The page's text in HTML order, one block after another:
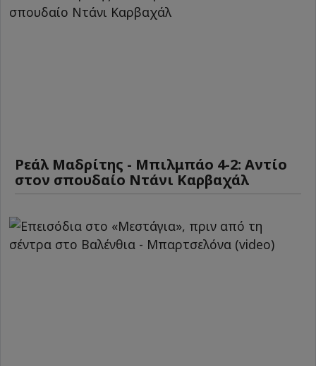
Ρεάλ Μαδρίτης - Μπιλμπάο 4-2: Αντίο
στον σπουδαίο Ντάνι Καρβαχάλ